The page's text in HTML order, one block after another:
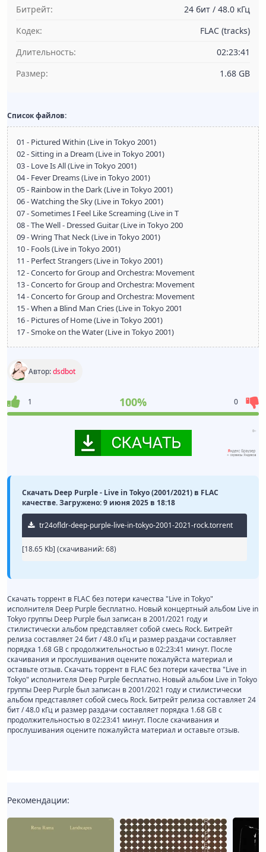
Битрейт:
24 бит / 48.0 кГц
Кодек:
FLAC (tracks)
Длительность:
02:23:41
Размер:
1.68 GB
Список файлов:
01 - Pictured Within (Live in Tokyo 2001)
02 - Sitting in a Dream (Live in Tokyo 2001)
03 - Love Is All (Live in Tokyo 2001)
04 - Fever Dreams (Live in Tokyo 2001)
05 - Rainbow in the Dark (Live in Tokyo 2001)
06 - Watching the Sky (Live in Tokyo 2001)
07 - Sometimes I Feel Like Screaming (Live in T
08 - The Well - Dressed Guitar (Live in Tokyo 200
09 - Wring That Neck (Live in Tokyo 2001)
10 - Fools (Live in Tokyo 2001)
11 - Perfect Strangers (Live in Tokyo 2001)
12 - Concerto for Group and Orchestra: Movement
13 - Concerto for Group and Orchestra: Movement
14 - Concerto for Group and Orchestra: Movement
15 - When a Blind Man Cries (Live in Tokyo 2001
16 - Pictures of Home (Live in Tokyo 2001)
17 - Smoke on the Water (Live in Tokyo 2001)
Автор:dsdbot
1 100% 0
Скачать Deep Purple - Live in Tokyo (2001/2021) в FLAC
качестве. Загружено: 9 июня 2025 в 18:18
tr24ofldr-deep-purple-live-in-tokyo-2001-2021-rock.torrent
[18.65 Kb] (cкачиваний: 68)
Скачать торрент в FLAC без потери качества "Live in Tokyo"
исполнителя Deep Purple бесплатно. Новый концертный альбом Live in
Tokyo группы Deep Purple был записан в 2001/2021 году и
стилистически альбом представляет собой смесь Rock. Битрейт
релиза составляет 24 бит / 48.0 кГц и размер раздачи составляет
порядка 1.68 GB с продолжительностью в 02:23:41 минут. После
скачивания и прослушивания оцените пожалуйста материал и
оставьте отзыв. Скачать торрент в FLAC без потери качества "Live in
Tokyo" исполнителя Deep Purple бесплатно. Новый альбом Live in Tokyo
группы Deep Purple был записан в 2001/2021 году и стилистически
альбом представляет собой смесь Rock. Битрейт релиза составляет 24
бит / 48.0 кГц и размер раздачи составляет порядка 1.68 GB с
продолжительностью в 02:23:41 минут. После скачивания и
прослушивания оцените пожалуйста материал и оставьте отзыв.
Рекомендации: